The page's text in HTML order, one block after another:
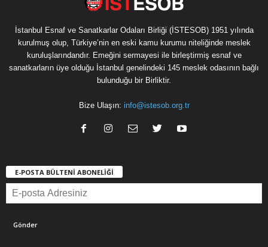
İstanbul Esnaf ve Sanatkarlar Odaları Birliği (İSTESOB) 1951 yılında
kurulmuş olup, Türkiye’nin en eski kamu kurumu niteliğinde meslek
kuruluşlarındandır. Emeğini sermayesi ile birleştirmiş esnaf ve
sanatkarların üye olduğu İstanbul genelindeki 145 meslek odasının bağlı
bulunduğu bir Birliktir.
Bize Ulaşın: info@istesob.org.tr
E-POSTA BÜLTENİ ABONELİĞİ